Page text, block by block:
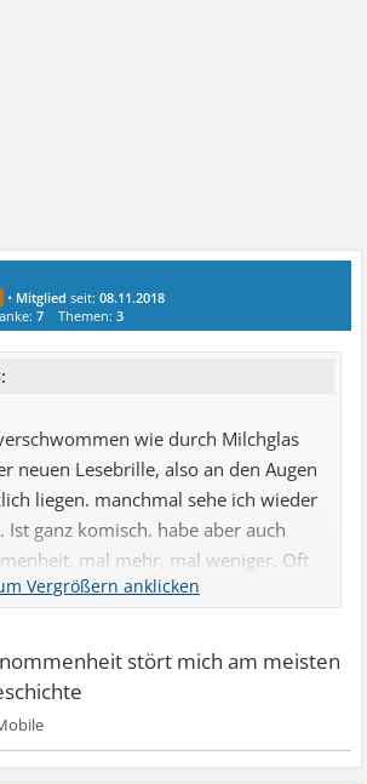
• Mitglied seit:08.11.2018
7 Themen:3
wie durch Milchglas
neuen Lesebrille, also an den Augen
liegen. manchmal sehe ich wieder
Ist ganz komisch. habe aber auch
mal mehr, mal weniger. Oft
Einkaufen mit den Augen die vielen
stört mich am meisten